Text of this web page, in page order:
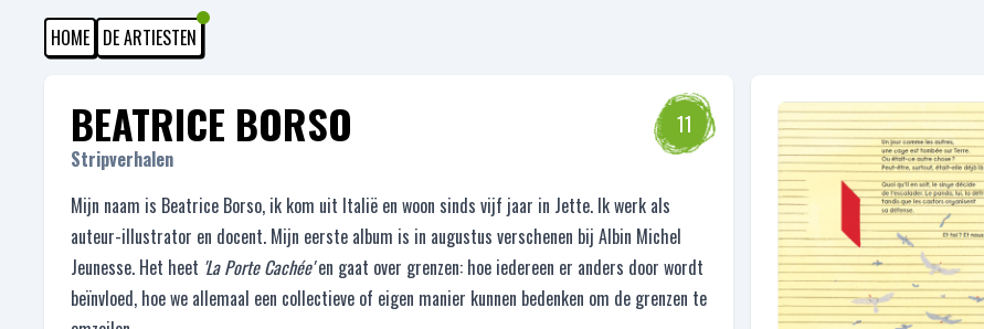
HOME DE ARTIESTEN
11
BEATRICE BORSO
Stripverhalen
Mijn naam is Beatrice Borso, ik kom uit Italië en woon sinds vijf jaar in Jette. Ik werk als
auteur-illustrator en docent. Mijn eerste album is in augustus verschenen bij Albin Michel
Jeunesse. Het heet 'La Porte Cachée'en gaat over grenzen: hoe iedereen er anders door wordt
beïnvloed, hoe we allemaal een collectieve of eigen manier kunnen bedenken om de grenzen te